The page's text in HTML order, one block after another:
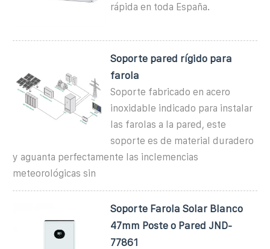
rápida en toda España.
Soporte pared rígido para
farola
Soporte fabricado en acero
inoxidable indicado para instalar
las farolas a la pared, este
soporte es de material duradero
y aguanta perfectamente las inclemencias
meteorológicas sin
Soporte Farola Solar Blanco
47mm Poste o Pared JND-
77861